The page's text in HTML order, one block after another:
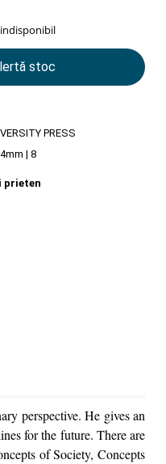
stoc
PRESS
| 8
prieten
perspective. He gives an
for the future. There are
of Society, Concepts